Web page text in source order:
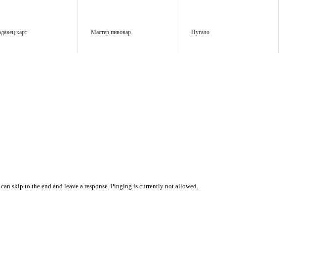
карт Мастер пивовар Пугало
skip to the end and leave a response. Pinging is currently not allowed.